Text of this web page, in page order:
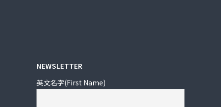
NEWSLETTER
英文名字(First Name)